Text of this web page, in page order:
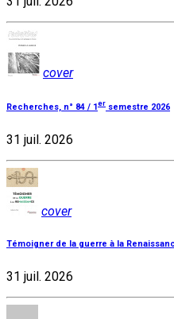
cover
Recherches, n° 84 / 1 er semestre 2026
31 juil. 2026
cover
Témoigner de la guerre à la
31 juil. 2026